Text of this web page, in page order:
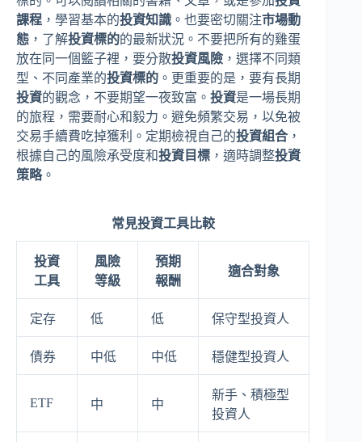
課程 ，學習基本的投資知識 。也要密切關注市場動
態 ，了解投資標的的最新狀況。不要把所有的雞蛋
放在同一個籃子裡，要分散投資風險 ，選擇不同類
型、不同產業的投資標的 。更重要的是，要有長期
投資的觀念，不要期望一夜致富。 投資是一場長期
的旅程，需要耐心和毅力。避免頻繁交易，以免被
交易手續費吃掉獲利。定期檢視自己的投資組合 ，
根據自己的風險承受度和投資目標 ，適時調整投資
策略。
常見投資工具比較
投資
工具
風險
等級
預期
報酬
適合對象
定存 低 低 保守型投資人
債券 中低 中低 穩健型投資人
ETF 中 中
新手、積極型
投資人